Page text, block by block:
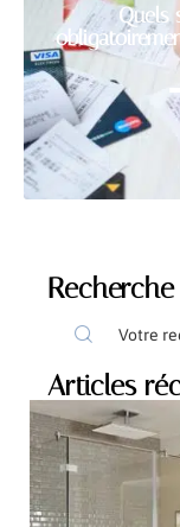
Quels
Recherche
Articles